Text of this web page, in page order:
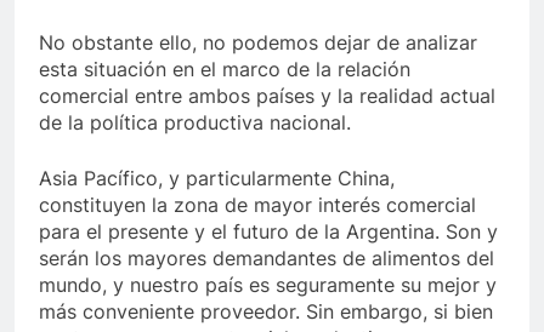
No obstante ello, no podemos dejar de analizar
esta situación en el marco de la relación
comercial entre ambos países y la realidad actual
de la política productiva nacional.
Asia Pacífico, y particularmente China,
constituyen la zona de mayor interés comercial
para el presente y el futuro de la Argentina. Son y
serán los mayores demandantes de alimentos del
mundo, y nuestro país es seguramente su mejor y
más conveniente proveedor. Sin embargo, si bien